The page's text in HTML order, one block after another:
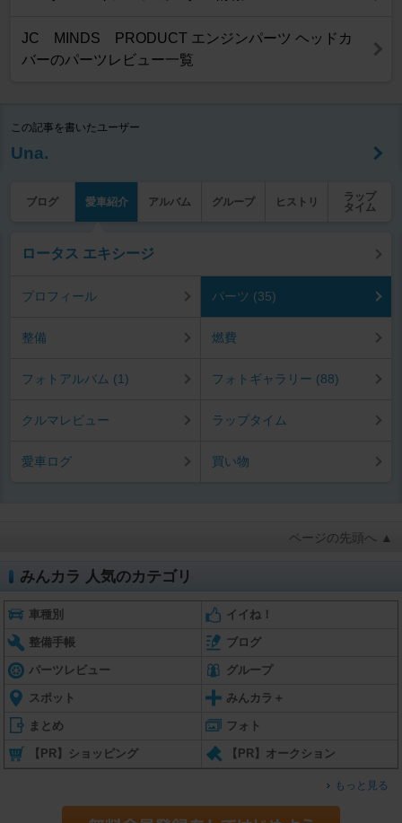
JC MINDS PRODUCT エンジンパーツ ヘッドカ
バーのパーツレビュー一覧
この記事を書いたユーザー
Una.
ブログ 愛車紹介 アルバム グループ ヒストリ
ラップ
タイム
ロータス エキシージ
プロフィール パーツ (35)
整備 燃費
フォトアルバム (1) フォトギャラリー (88)
クルマレビュー ラップタイム
愛車ログ 買い物
ページの先頭へ ▲
みんカラ 人気のカテゴリ
車種別 イイね！
整備手帳 ブログ
パーツレビュー グループ
スポット みんカラ＋
まとめ フォト
【PR】ショッピング 【PR】オークション
もっと見る